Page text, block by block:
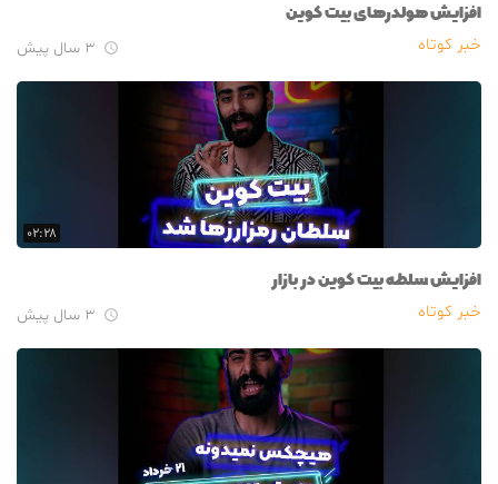
افزایش هولدرهای بیت کوین
خبر کوتاه ۳ سال پیش 
۰۲:۲۸
افزایش سلطه بیت کوین در بازار
خبر کوتاه ۳ سال پیش 